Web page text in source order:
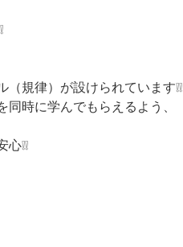
規律）が設けられています❕❕
時に学んでもらえるよう、
❕❕